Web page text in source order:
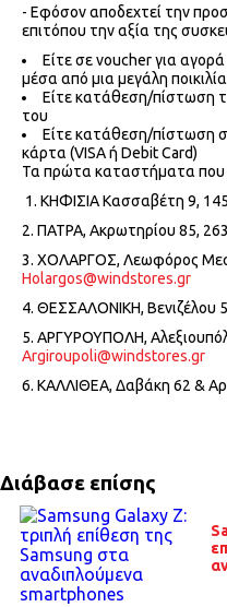
- Εφόσον αποδεχτεί την
επιτόπου την αξία της
Είτε σε voucher για
μέσα από μια μεγάλη ποικιλία
Είτε κατάθεση/πίστωση
του
Είτε κατάθεση/πίστωση
κάρτα (VISA ή Debit Card)
Τα πρώτα καταστήματα που
1. ΚΗΦΙΣΙΑ Κασσαβέτη 9,
2. ΠΑΤΡΑ, Ακρωτηρίου 85,
3. ΧΟΛΑΡΓΟΣ, Λεωφόρος
Holargos@windstores.gr
4. ΘΕΣΣΑΛΟΝΙΚΗ, Βενιζέλου
5. ΑΡΓΥΡΟΥΠΟΛΗ,
Argiroupoli@windstores.gr
6. ΚΑΛΛΙΘΕΑ, Δαβάκη 62 &
Διάβασε επίσης